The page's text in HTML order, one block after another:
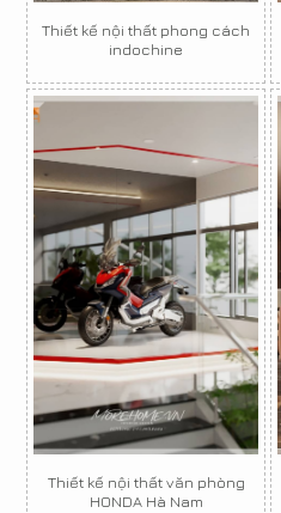
Thiết kế nội thất phong cách
indochine
Thiết kế nội thất văn phòng
HONDA Hà Nam